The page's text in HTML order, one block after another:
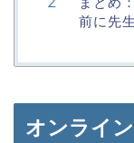
前に先
オンライ